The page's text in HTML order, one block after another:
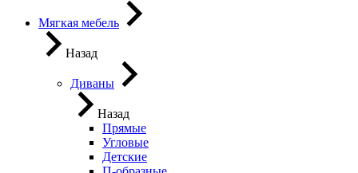
Мягкая мебель
Назад
Диваны
Назад
Прямые
Угловые
Детские